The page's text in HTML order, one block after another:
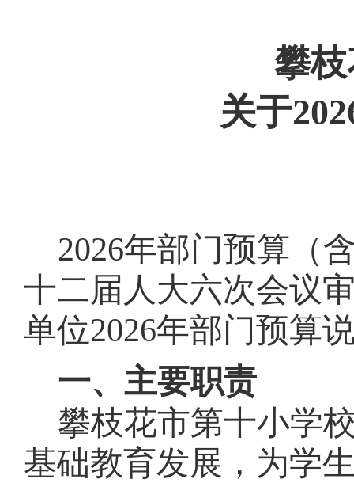
攀
关于
2026年部门预算（
十二届人大六次会议
单位2026年部门预算
一、主要职责
攀枝花市第十小学
基础教育发展，为学